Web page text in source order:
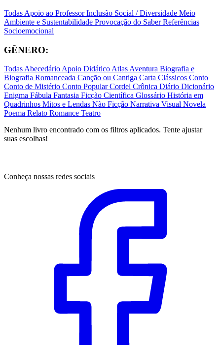
Todas Apoio ao ProfessorInclusão Social / Diversidade Meio
Ambiente e Sustentabilidade Provocação do SaberReferências
Socioemocional
GÊNERO:
TodasAbecedárioApoio DidáticoAtlasAventura Biografia e
Biografia Romanceada Canção ou Cantiga Carta Clássicos Conto
Conto de Mistério Conto PopularCordel Crônica Diário Dicionário
Enigma Fábula Fantasia Ficção Científica Glossário História em
Quadrinhos Mitos e Lendas Não Ficção Narrativa Visual Novela
Poema Relato Romance Teatro
Nenhum livro encontrado com os filtros aplicados. Tente ajustar
suas escolhas!
Conheça nossas redes sociais